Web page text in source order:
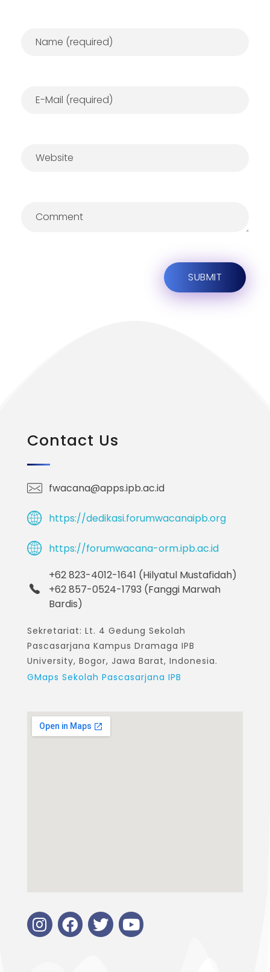
Contact Us
fwacana@apps.ipb.ac.id
https://dedikasi.forumwacanaipb.org
https://forumwacana-orm.ipb.ac.id
+62 823-4012-1641 (Hilyatul Mustafidah)
+62 857-0524-1793 (Fanggi Marwah
Bardis)
Sekretariat: Lt. 4 Gedung Sekolah
Pascasarjana Kampus Dramaga IPB
University, Bogor, Jawa Barat, Indonesia.
GMaps Sekolah Pascasarjana IPB